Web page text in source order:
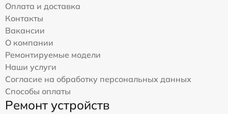
Оплата и доставка
Контакты
Вакансии
О компании
Ремонтируемые модели
Наши услуги
Согласие на обработку персональных данных
Способы оплаты
Ремонт устройств